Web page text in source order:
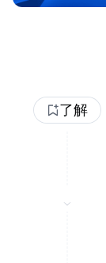
了解